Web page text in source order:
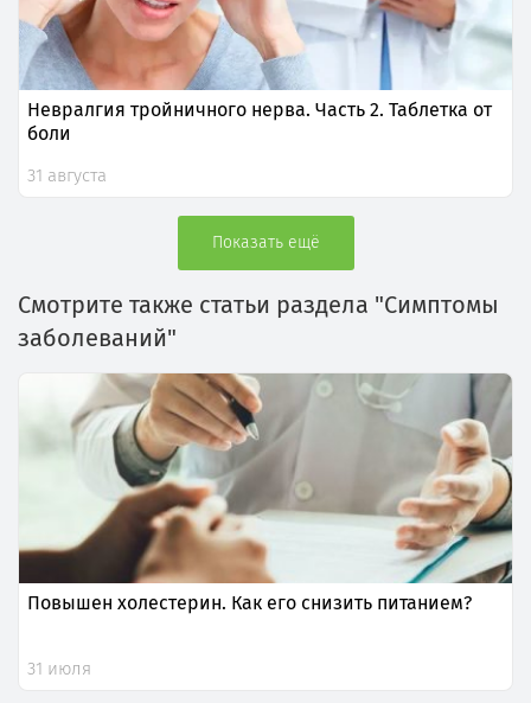
Невралгия тройничного нерва. Часть 2. Таблетка от
боли
31 августа
Показать ещё
Смотрите также статьи раздела "Симптомы
заболеваний"
Повышен холестерин. Как его снизить питанием?
31 июля